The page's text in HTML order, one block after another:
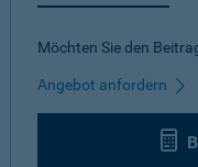
Möchten Sie den
Angebot anfordern